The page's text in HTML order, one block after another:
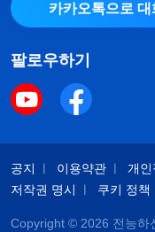
카카오톡으로 대
팔로우하기
공지 이용약관
개인
저작권 명시
쿠키 정책
Copyright © 2026 전능하